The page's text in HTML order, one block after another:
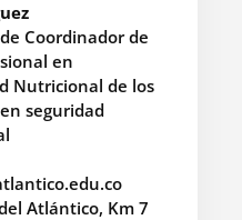
Coordinador de
en
Nutricional de los
seguridad
Atlántico, Km 7